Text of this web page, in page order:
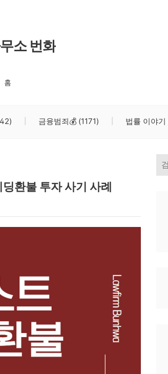
소 번화
홈
금융범죄💰 (1171) 법률 이야기
환불 투자 사기 사례